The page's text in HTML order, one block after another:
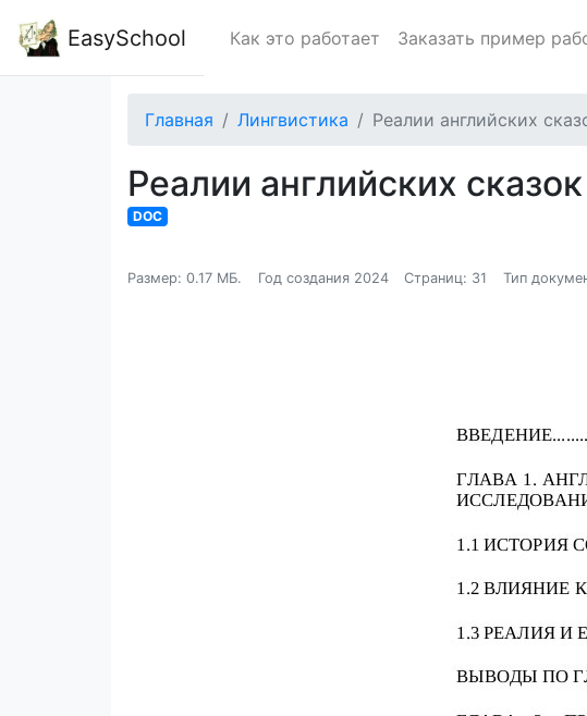
EasySchool Как это работает Заказать пример
Главная Лингвистика Реалии английских
Реалии английских
DOC
Размер: 0.17 МБ. Год создания 2024 Страниц: 31 Тип